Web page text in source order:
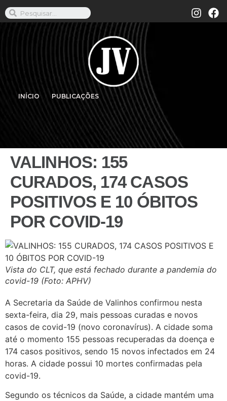
INÍCIO PUBLICAÇÕES
VALINHOS: 155
CURADOS, 174 CASOS
POSITIVOS E 10 ÓBITOS
POR COVID-19
Vista do CLT, que está fechado durante a pandemia do
covid-19 (Foto: APHV)
A Secretaria da Saúde de Valinhos confirmou nesta
sexta-feira, dia 29, mais pessoas curadas e novos
casos de covid-19 (novo coronavírus). A cidade soma
até o momento 155 pessoas recuperadas da doença e
174 casos positivos, sendo 15 novos infectados em 24
horas. A cidade possui 10 mortes confirmadas pela
covid-19.
Segundo os técnicos da Saúde, a cidade mantém uma